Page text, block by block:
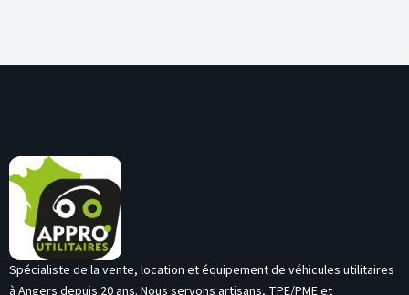
Spécialiste de la vente, location et équipement de véhicules utilitaires